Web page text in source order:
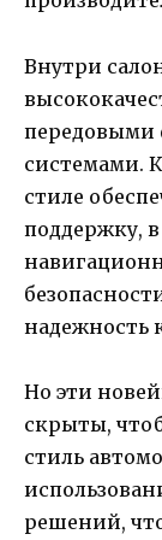
Внутри
системами.
стиле
поддержку,
надежность
Но эти
скрыты,
стиль
решений,